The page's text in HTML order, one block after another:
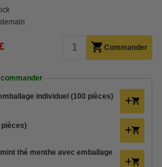
Commander
individuel (100 pièces)
pièces)
thé menthe avec emballage